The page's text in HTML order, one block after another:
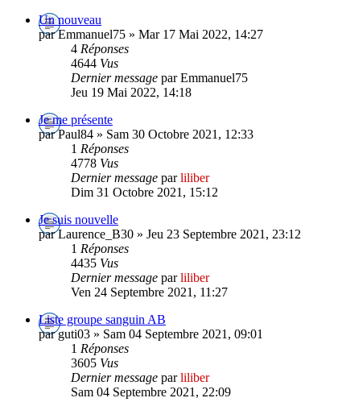
Un nouveau
par Emmanuel75 » Mar 17 Mai 2022, 14:27
4 Réponses
4644 Vus
Dernier message par Emmanuel75
Jeu 19 Mai 2022, 14:18
Je me présente
par Paul84 » Sam 30 Octobre 2021, 12:33
1 Réponses
4778 Vus
Dernier message parliliber
Dim 31 Octobre 2021, 15:12
Je suis nouvelle
par Laurence_B30 » Jeu 23 Septembre 2021, 23:12
1 Réponses
4435 Vus
Dernier message parliliber
Ven 24 Septembre 2021, 11:27
Liste groupe sanguin AB
par guti03 » Sam 04 Septembre 2021, 09:01
1 Réponses
3605 Vus
Dernier message parliliber
Sam 04 Septembre 2021, 22:09